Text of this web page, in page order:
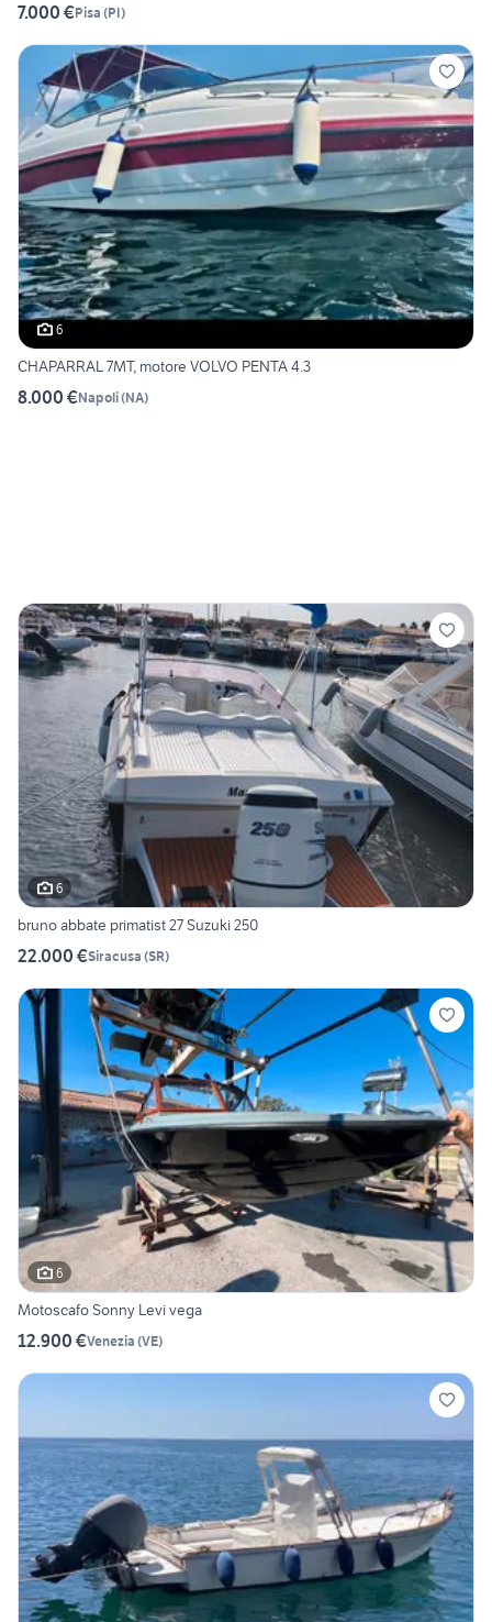
7.000 €Pisa (PI)
6
CHAPARRAL 7MT, motore VOLVO PENTA 4.3
8.000 €Napoli(NA)
6
bruno abbate primatist 27 Suzuki 250
22.000 €Siracusa (SR)
6
Motoscafo Sonny Levi vega
12.900 €Venezia (VE)